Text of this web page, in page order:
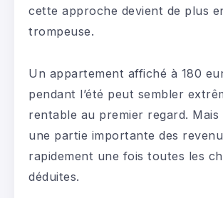
cette approche devient de plus
trompeuse.
Un appartement affiché à 180
pendant l’été peut sembler
rentable au premier regard. Mais
une partie importante des
rapidement une fois toutes les
déduites.